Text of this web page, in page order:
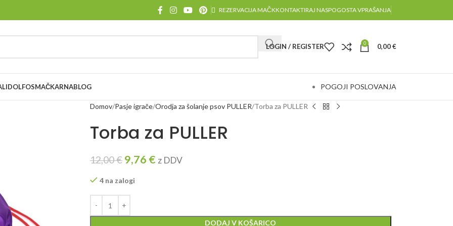
REZERVACIJA MAČKKONTAKTIRAJ NASPOGOSTA VPRAŠANJA
LOGIN / REGISTER 0 0,00€
DOLFOSMAČKARNABLOG POGOJI POSLOVANJA
Domov Pasje igrače Orodja za šolanje psov PULLER Torba za PULLER
Torba za PULLER
12,00€ 9,76 € z DDV
4 na zalogi
DODAJ V KOŠARICO